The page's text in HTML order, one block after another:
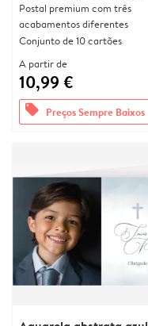
Postal premium com três
acabamentos diferentes
Conjunto de 10 cartões
A partir de
10,99 €
offers Preços Sempre Baixos